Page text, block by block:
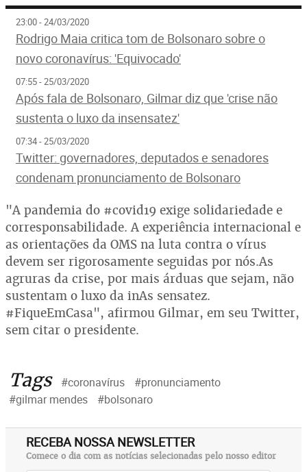
23:00 - 24/03/2020
Rodrigo Maia critica tom de Bolsonaro sobre o
novo coronavírus: 'Equivocado'
07:55 - 25/03/2020
Após fala de Bolsonaro, Gilmar diz que 'crise não
sustenta o luxo da insensatez'
07:34 - 25/03/2020
Twitter: governadores, deputados e senadores
condenam pronunciamento de Bolsonaro
"A pandemia do #covid19 exige solidariedade e
corresponsabilidade. A experiência internacional e
as orientações da OMS na luta contra o vírus
devem ser rigorosamente seguidas por nós.As
agruras da crise, por mais árduas que sejam, não
sustentam o luxo da inAs sensatez.
#FiqueEmCasa", afirmou Gilmar, em seu Twitter,
sem citar o presidente.
Tags #coronavírus
#pronunciamento
#gilmar mendes
#bolsonaro
RECEBA NOSSA NEWSLETTER
Comece o dia com as notícias selecionadas pelo nosso editor